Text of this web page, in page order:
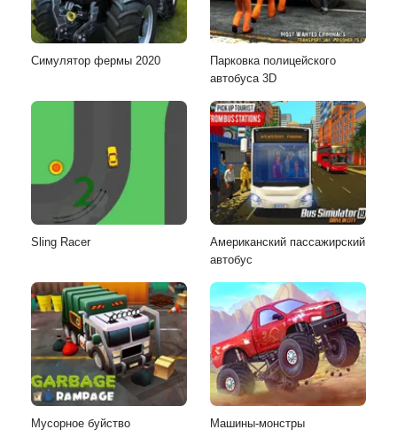
Симулятор фермы 2020
Парковка полицейского
автобуса 3D
Sling Racer
Американский пассажирский
автобус
Мусорное буйство Машины-монстры